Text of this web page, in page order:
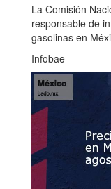
La Comisión
responsable de
gasolinas en
Infobae